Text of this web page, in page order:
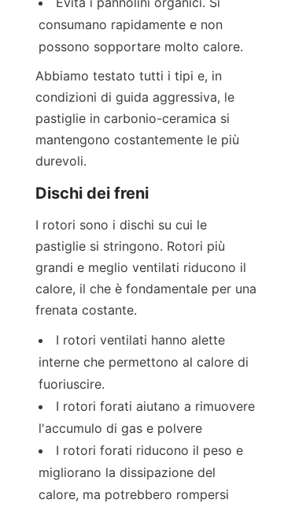
consumano rapidamente e non
possono sopportare molto calore.
Abbiamo testato tutti i tipi e, in
condizioni di guida aggressiva, le
pastiglie in carbonio-ceramica si
mantengono costantemente le più
durevoli.
Dischi dei freni
I rotori sono i dischi su cui le
pastiglie si stringono. Rotori più
grandi e meglio ventilati riducono il
calore, il che è fondamentale per una
frenata costante.
I rotori ventilati hanno alette
interne che permettono al calore di
fuoriuscire.
I rotori forati aiutano a rimuovere
l'accumulo di gas e polvere
I rotori forati riducono il peso e
migliorano la dissipazione del
calore, ma potrebbero rompersi